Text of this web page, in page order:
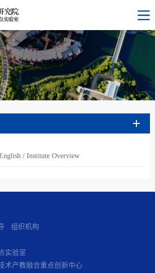
/ Institute Overview
组织机构
实验室
术产教融合重点创新中心